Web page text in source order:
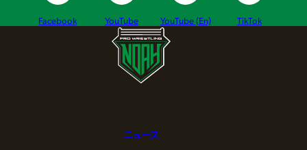
Facebook YouTube YouTube (En) TikTok
ニュース